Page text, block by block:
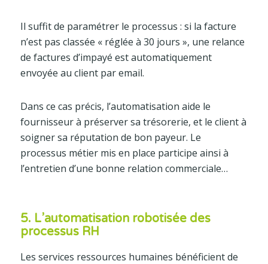
Il suffit de paramétrer le processus : si la facture
n’est pas classée « réglée à 30 jours », une relance
de factures d’impayé est automatiquement
envoyée au client par email.
Dans ce cas précis, l’automatisation aide le
fournisseur à préserver sa trésorerie, et le client à
soigner sa réputation de bon payeur. Le
processus métier mis en place participe ainsi à
l’entretien d’une bonne relation commerciale…
5. L’automatisation robotisée des
processus RH
Les services ressources humaines bénéficient de